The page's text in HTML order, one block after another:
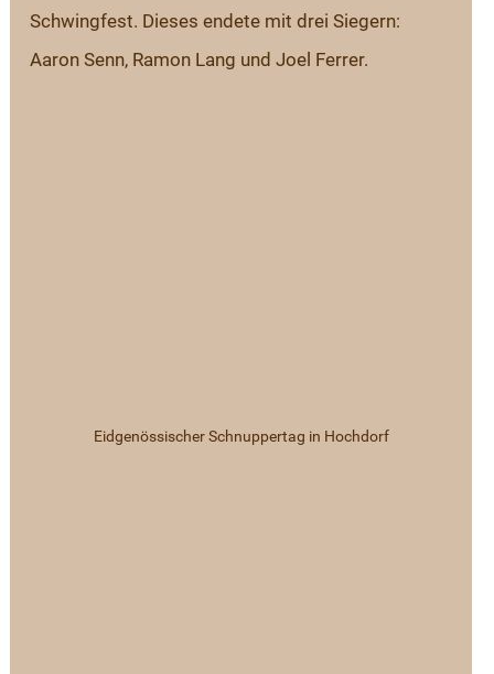
Schwingfest. Dieses endete mit drei Siegern:
Aaron Senn, Ramon Lang und Joel Ferrer.
Eidgenössischer Schnuppertag in Hochdorf